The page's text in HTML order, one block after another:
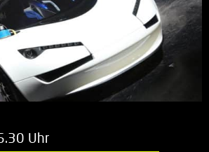
Uhr